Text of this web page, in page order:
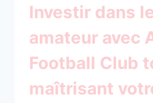
Investir dans
amateur avec
Football Club
maîtrisant